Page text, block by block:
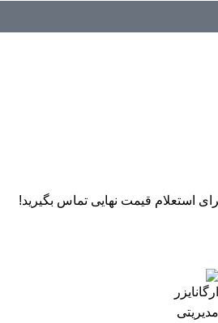
استعلام قیمت نهایی تماس بگیرید!